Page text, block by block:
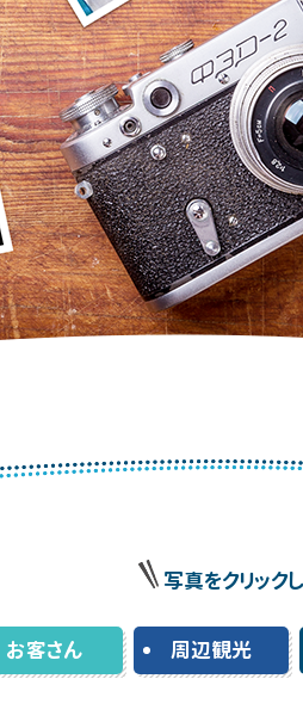
写真をクリック
お客さん 周辺観光